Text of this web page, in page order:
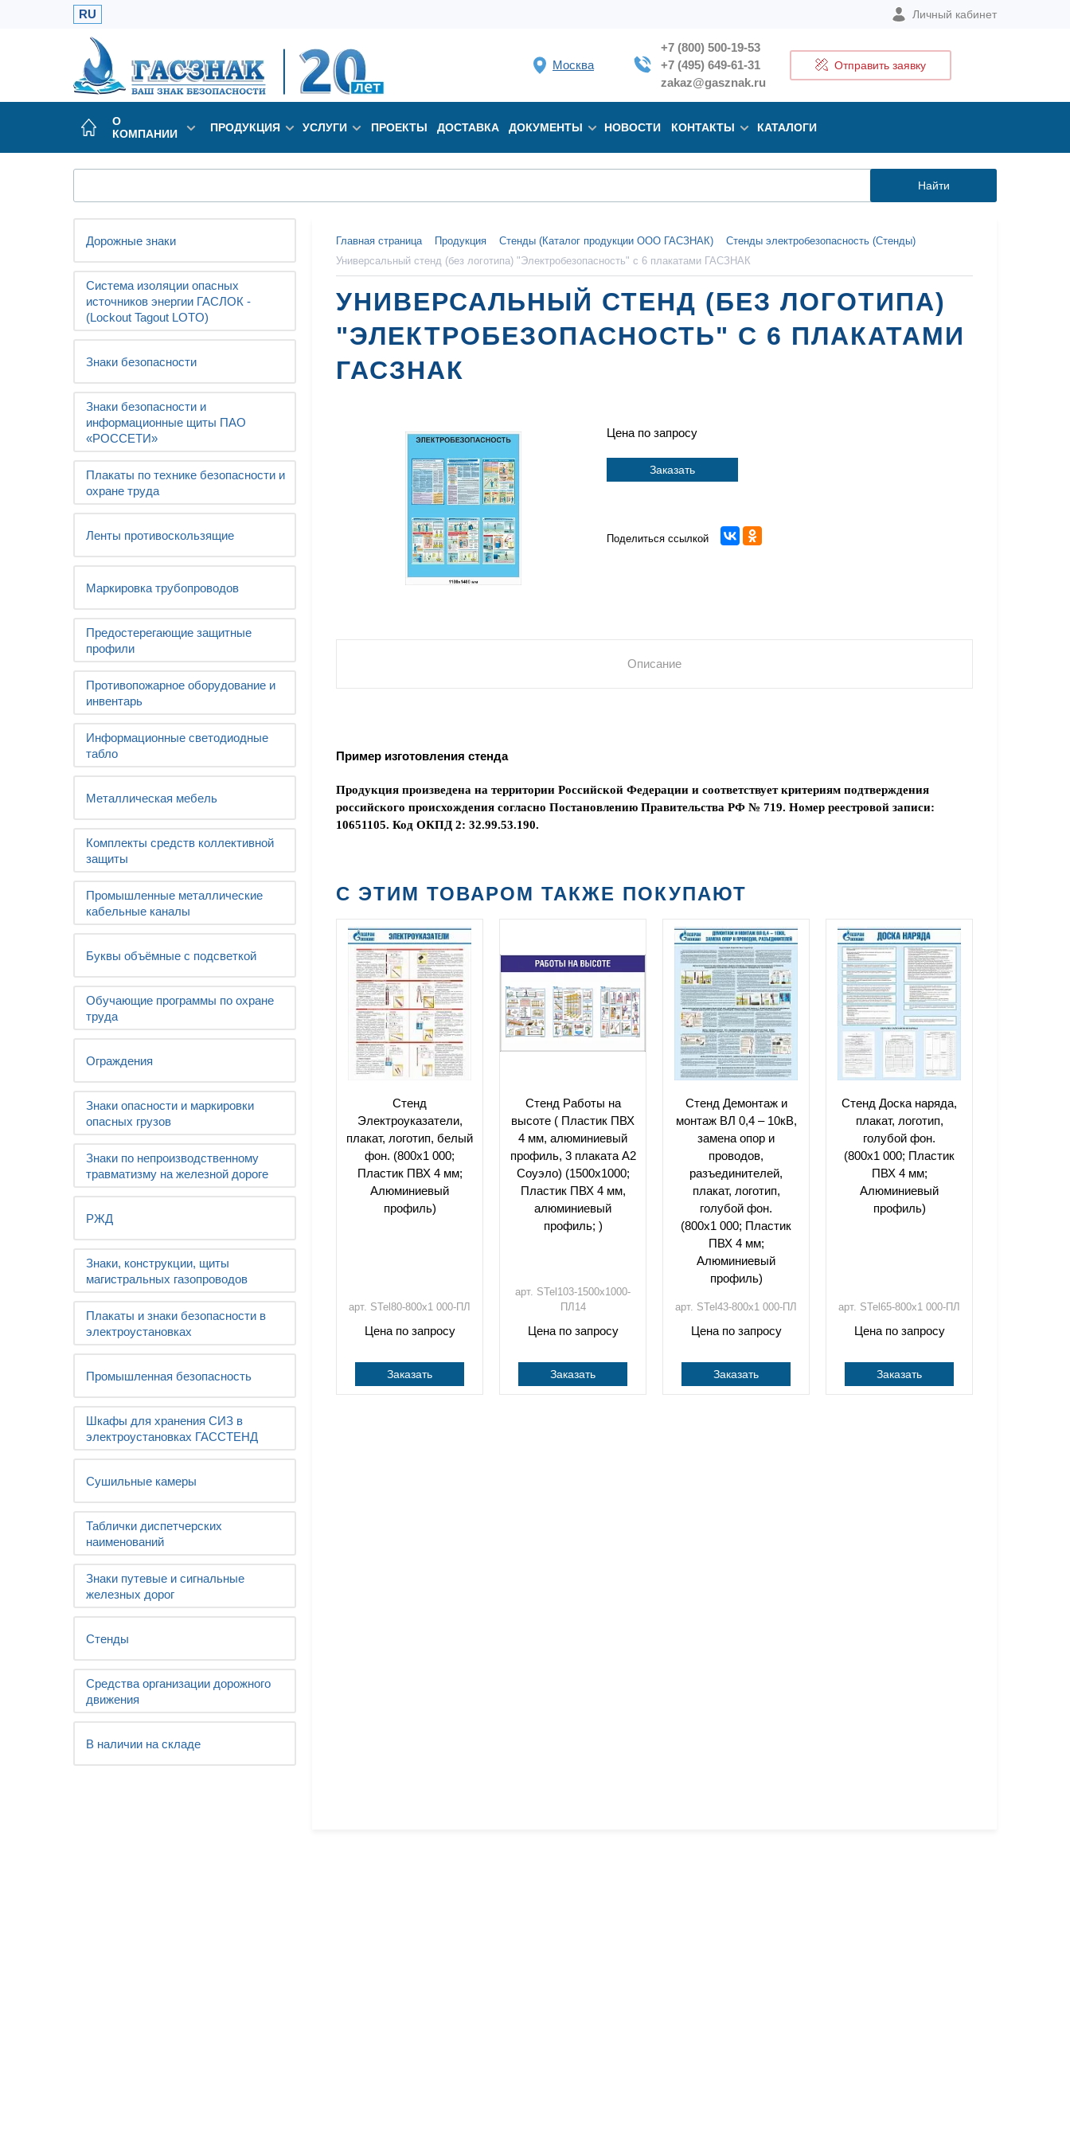
RU Личный кабинет
Москва
+7 (800) 500-19-53
+7 (495) 649-61-31
zakaz@gasznak.ru
Отправить заявку
О
КОМПАНИИ
ПРОДУКЦИЯ УСЛУГИ ПРОЕКТЫ ДОСТАВКА ДОКУМЕНТЫ НОВОСТИ КОНТАКТЫ КАТАЛОГИ
Найти
Дорожные знаки
Система изоляции опасных
источников энергии ГАСЛОК -
(Lockout Tagout LOTO)
Знаки безопасности
Знаки безопасности и
информационные щиты ПАО
«РОССЕТИ»
Плакаты по технике безопасности и
охране труда
Ленты противоскользящие
Маркировка трубопроводов
Предостерегающие защитные
профили
Противопожарное оборудование и
инвентарь
Информационные светодиодные
табло
Металлическая мебель
Комплекты средств коллективной
защиты
Промышленные металлические
кабельные каналы
Буквы объёмные с подсветкой
Обучающие программы по охране
труда
Ограждения
Знаки опасности и маркировки
опасных грузов
Знаки по непроизводственному
травматизму на железной дороге
РЖД
Знаки, конструкции, щиты
магистральных газопроводов
Плакаты и знаки безопасности в
электроустановках
Промышленная безопасность
Шкафы для хранения СИЗ в
электроустановках ГАССТЕНД
Сушильные камеры
Таблички диспетчерских
наименований
Знаки путевые и сигнальные
железных дорог
Стенды
Средства организации дорожного
движения
В наличии на складе
Главная страница Продукция Стенды (Каталог продукции ООО ГАСЗНАК)
Стенды электробезопасность (Стенды)
Универсальный стенд (без логотипа) "Электробезопасность" с 6 плакатами ГАСЗНАК
УНИВЕРСАЛЬНЫЙ СТЕНД (БЕЗ ЛОГОТИПА)
"ЭЛЕКТРОБЕЗОПАСНОСТЬ" С 6 ПЛАКАТАМИ
ГАСЗНАК
Цена по запросу
Заказать
Поделиться ссылкой
Описание
Пример изготовления стенда
Продукция произведена на территории Российской Федерации и соответствует критериям подтверждения
российского происхождения согласно Постановлению Правительства РФ № 719. Номер реестровой записи:
10651105. Код ОКПД 2: 32.99.53.190.
С ЭТИМ ТОВАРОМ ТАКЖЕ ПОКУПАЮТ
Стенд
Электроуказатели,
плакат, логотип, белый
фон. (800х1 000;
Пластик ПВХ 4 мм;
Алюминиевый
профиль)
арт. STel80-800х1 000-ПЛ
Цена по запросу
Заказать
Стенд Работы на
высоте ( Пластик ПВХ
4 мм, алюминиевый
профиль, 3 плаката А2
Соуэло) (1500х1000;
Пластик ПВХ 4 мм,
алюминиевый
профиль; )
арт. STel103-1500х1000-
ПЛ14
Цена по запросу
Заказать
Стенд Демонтаж и
монтаж ВЛ 0,4 – 10кВ,
замена опор и
проводов,
разъединителей,
плакат, логотип,
голубой фон.
(800х1 000; Пластик
ПВХ 4 мм;
Алюминиевый
профиль)
арт. STel43-800х1 000-ПЛ
Цена по запросу
Заказать
Стенд Доска наряда,
плакат, логотип,
голубой фон.
(800х1 000; Пластик
ПВХ 4 мм;
Алюминиевый
профиль)
арт. STel65-800х1 000-ПЛ
Цена по запросу
Заказать